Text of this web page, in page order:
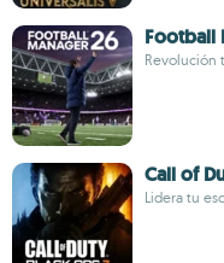
Football
Revolución
Call of
Lidera tu